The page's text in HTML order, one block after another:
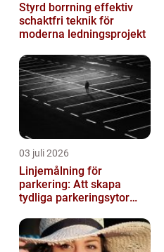
Styrd borrning effektiv
schaktfri teknik för
moderna ledningsprojekt
03 juli 2026
Linjemålning för
parkering: Att skapa
tydliga parkeringsytor
parkeringslinjer